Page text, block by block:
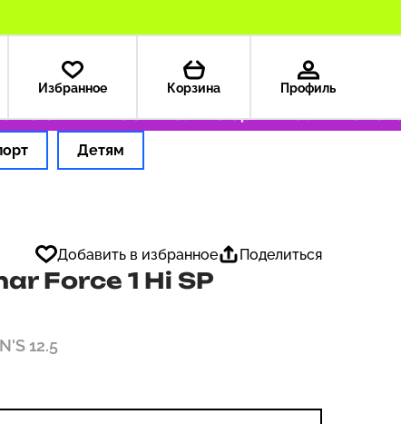
Избранное Корзина Профиль
США — 199 ₽ Только оригинальные
Детям
Добавить в избранное Поделиться
Force 1 Hi SP
12.5